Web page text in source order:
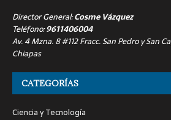
Director General:Cosme Vázquez
Teléfono:9611406004
Av. 4 Mzna. 8 #112 Fracc. San Pedro y San
Chiapas
CATEGORÍAS
Ciencia y Tecnología